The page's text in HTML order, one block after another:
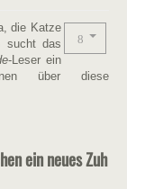
die Katze
sucht das
-Leser ein
über diese
ein neues Zuh